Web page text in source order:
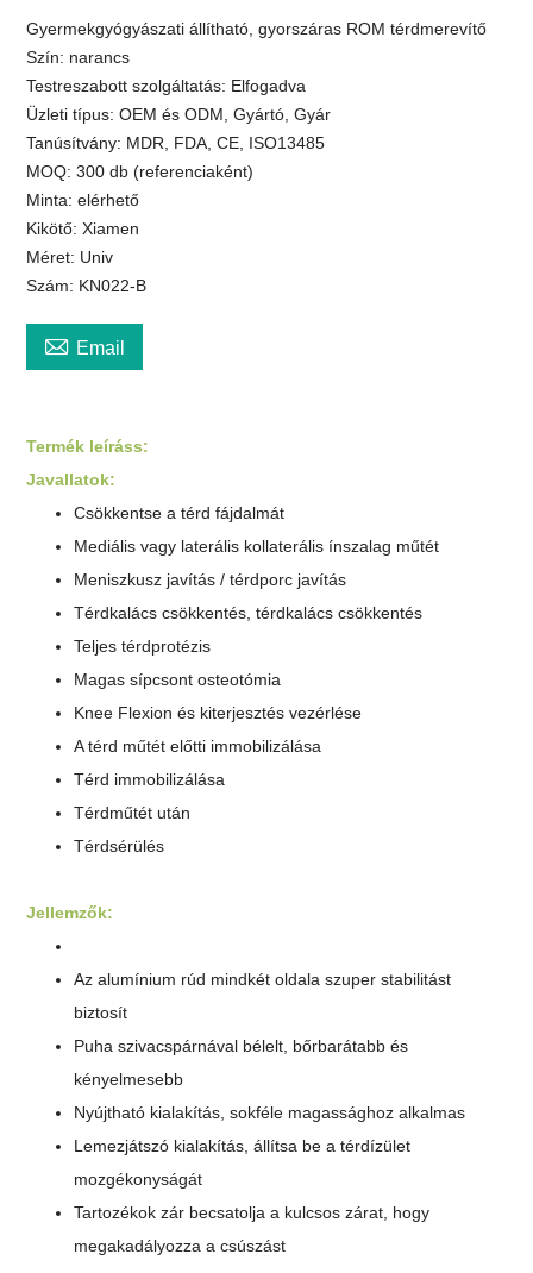
Gyermekgyógyászati ​​állítható, gyorszáras ROM térdmerevítő
Szín: narancs
Testreszabott szolgáltatás: Elfogadva
Üzleti típus: OEM és ODM, Gyártó, Gyár
Tanúsítvány: MDR, FDA, CE, ISO13485
MOQ: 300 db (referenciaként)
Minta: elérhető
Kikötő: Xiamen
Méret: Univ
Szám: KN022-B
 Email
Termék leíráss:
Javallatok:
Csökkentse a térd fájdalmát
Mediális vagy laterális kollaterális ínszalag műtét
Meniszkusz javítás / térdporc javítás
Térdkalács csökkentés, térdkalács csökkentés
Teljes térdprotézis
Magas sípcsont osteotómia
Knee Flexion és kiterjesztés vezérlése
A térd műtét előtti immobilizálása
Térd immobilizálása
Térdműtét után
Térdsérülés
Jellemzők:
Az alumínium rúd mindkét oldala szuper stabilitást
biztosít
Puha szivacspárnával bélelt, bőrbarátabb és
kényelmesebb
Nyújtható kialakítás, sokféle magassághoz alkalmas
Lemezjátszó kialakítás, állítsa be a térdízület
mozgékonyságát
Tartozékok zár becsatolja a kulcsos zárat, hogy
megakadályozza a csúszást